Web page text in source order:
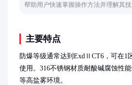
帮助用户快速掌握操作方法并理解其
主要特点
防爆等级通常达到ExdⅡCT6，可在1
使用。316不锈钢材质耐酸碱腐蚀性
等高盐雾环境。